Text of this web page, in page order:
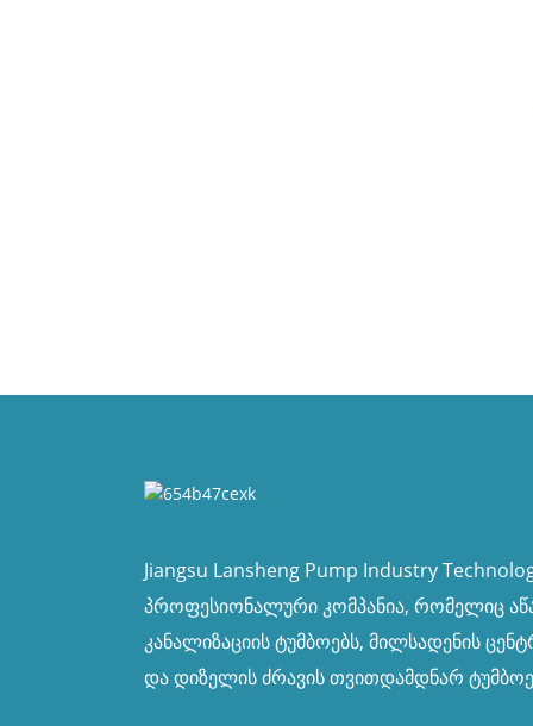
Jiangsu Lansheng Pump Industry
პროფესიონალური კომპანია, რომელიც
კანალიზაციის ტუმბოებს, მილსადენის
და დიზელის ძრავის თვითდამდნარ